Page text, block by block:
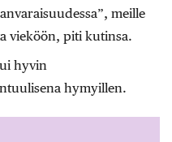
meille
vieköön, piti kutinsa.
hyvin
hymyillen.